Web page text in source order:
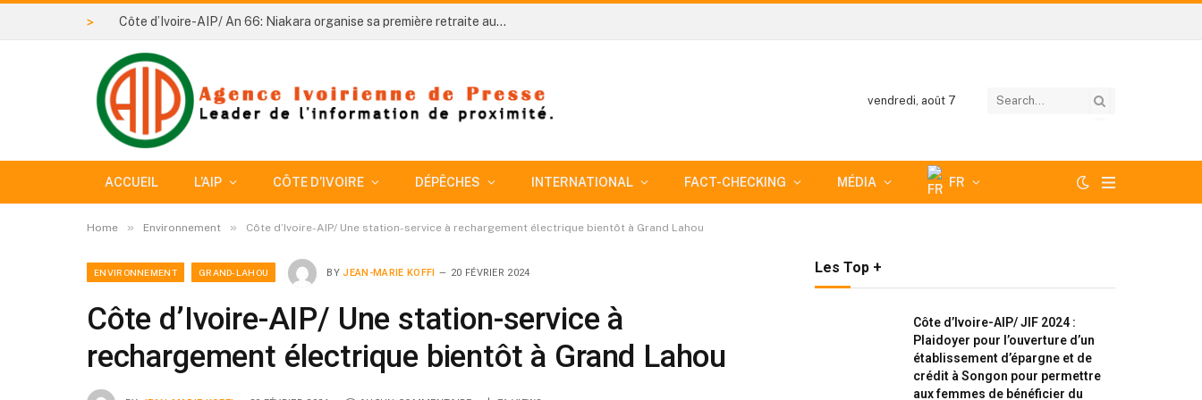
> Côte d’Ivoire-AIP/ An 66: Niakara organise sa première retraite aux flambeaux sous le signe de l’unité nationale
vendredi, août 7
ACCUEIL L’AIP CÔTE D’IVOIRE DÉPÊCHES INTERNATIONAL FACT-CHECKING MÉDIA FR
Home » Environnement » Côte d’Ivoire-AIP/ Une station-service à rechargement électrique bientôt à Grand Lahou
ENVIRONNEMENT GRAND-LAHOU BY JEAN-MARIE KOFFI 20 FÉVRIER 2024
Côte d’Ivoire-AIP/ Une station-service à
rechargement électrique bientôt à Grand Lahou
Les Top +
Côte d’Ivoire-AIP/ JIF 2024 :
Plaidoyer pour l’ouverture d’un
établissement d’épargne et de
crédit à Songon pour permettre
aux femmes de bénéficier du